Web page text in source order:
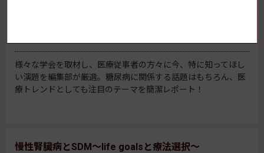
様々な学会を取材し、医療従事者の方々に今、特に知ってほし
い演題を編集部が厳選。糖尿病に関係する話題はもちろん、医
療トレンドとしても注目のテーマを簡潔レポート！
慢性腎臓病とSDM～life goalsと療法選択～